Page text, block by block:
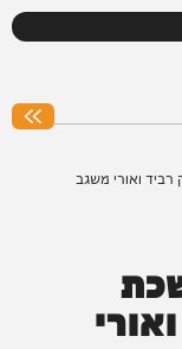
ואורי משגב